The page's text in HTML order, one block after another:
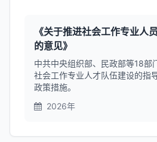
《关于推进社会工作专业人
的意见》
中共中央组织部、民政部等18部
社会工作专业人才队伍建设的指
政策措施。
2026年